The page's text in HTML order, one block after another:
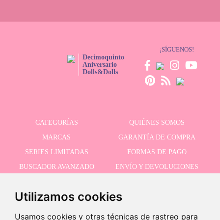
Utilizamos cookies
Usamos cookies y otras técnicas de rastreo para
Decimoquinto
Aniversario
Dolls&Dolls
¡SÍGUENOS!
CATEGORÍAS
QUIÉNES SOMOS
MARCAS
GARANTÍA DE COMPRA
SERIES LIMITADAS
FORMAS DE PAGO
BUSCADOR AVANZADO
ENVÍO Y DEVOLUCIONES